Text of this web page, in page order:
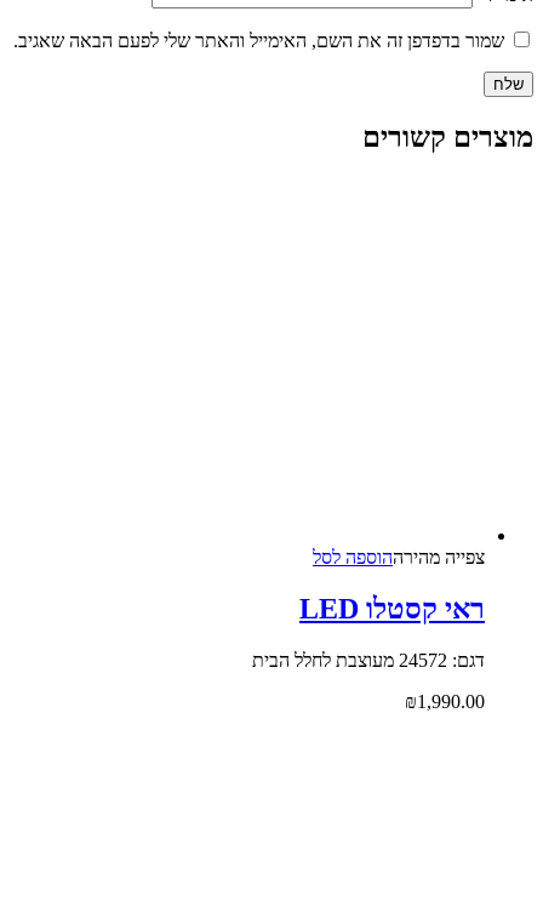
שמור בדפדפן זה את השם, האימייל והאתר שלי לפעם הבאה שאגיב.
מוצרים קשורים
צפייה‬ ‫מהירה‬הוספה לסל
ראי קסטלו LED
דגם: 24572 מעוצבת לחלל הבית
₪1,990.00